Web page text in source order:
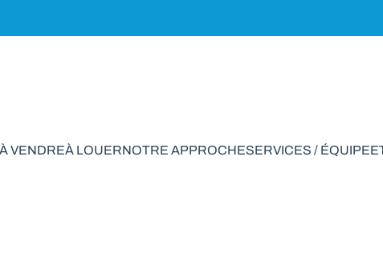
À VENDREÀ LOUERNOTRE APPROCHESERVICES / ÉQUIPE